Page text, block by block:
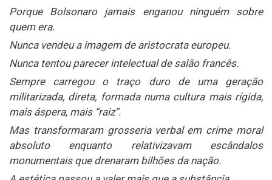
Porque Bolsonaro jamais enganou ninguém sobre
quem era.
Nunca vendeu a imagem de aristocrata europeu.
Nunca tentou parecer intelectual de salão francês.
Sempre carregou o traço duro de uma geração
militarizada, direta, formada numa cultura mais rígida,
mais áspera, mais “raiz”.
Mas transformaram grosseria verbal em crime moral
absoluto enquanto relativizavam escândalos
monumentais que drenaram bilhões da nação.